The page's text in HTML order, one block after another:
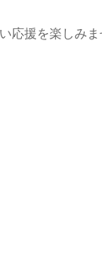
援を楽しみ